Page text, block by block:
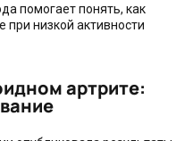
помогает понять, как
при низкой активности
артрите: